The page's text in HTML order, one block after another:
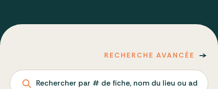
RECHERCHE AVANCÉE
Rechercher par # de fiche, nom du lieu ou adresse